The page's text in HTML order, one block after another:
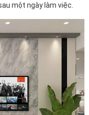
một ngày làm việc.